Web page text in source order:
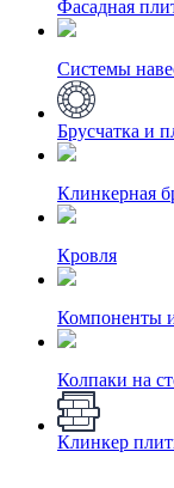
Фасадная
Системы
Брусчатка и
Клинкерная
Кровля
Компоненты
Колпаки на
Клинкер